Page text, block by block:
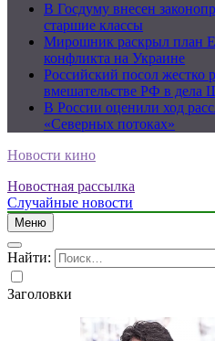
В Госдуму внесен
старшие классы
Мирошник раскрыл план
конфликта на Украине
Российский посол жестко
вмешательстве РФ в дела
В России оценили ход
«Северных потоках»
Новости кино
Новостная рассылка
Случайные новости
Меню
Найти:
Заголовки